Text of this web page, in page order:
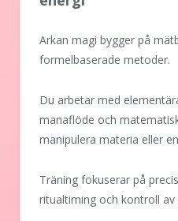
Arkan magi bygger på
formelbaserade metoder.
Du arbetar med
manaflöde och
manipulera materia eller
Träning fokuserar på
ritualtiming och kontroll av